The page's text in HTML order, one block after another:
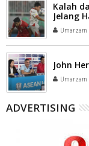
Kalah
Jelang
Umarzam
John
Umarzam
ADVERTISING